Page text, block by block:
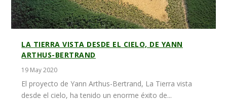
LA TIERRA VISTA DESDE EL CIELO, DE YANN
ARTHUS-BERTRAND
19 May 2020
El proyecto de Yann Arthus-Bertrand, La Tierra vista
desde el cielo, ha tenido un enorme éxito de...